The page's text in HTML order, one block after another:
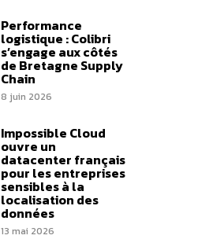
Performance
logistique : Colibri
s’engage aux côtés
de Bretagne Supply
Chain
8 juin 2026
Impossible Cloud
ouvre un
datacenter français
pour les entreprises
sensibles à la
localisation des
données
13 mai 2026